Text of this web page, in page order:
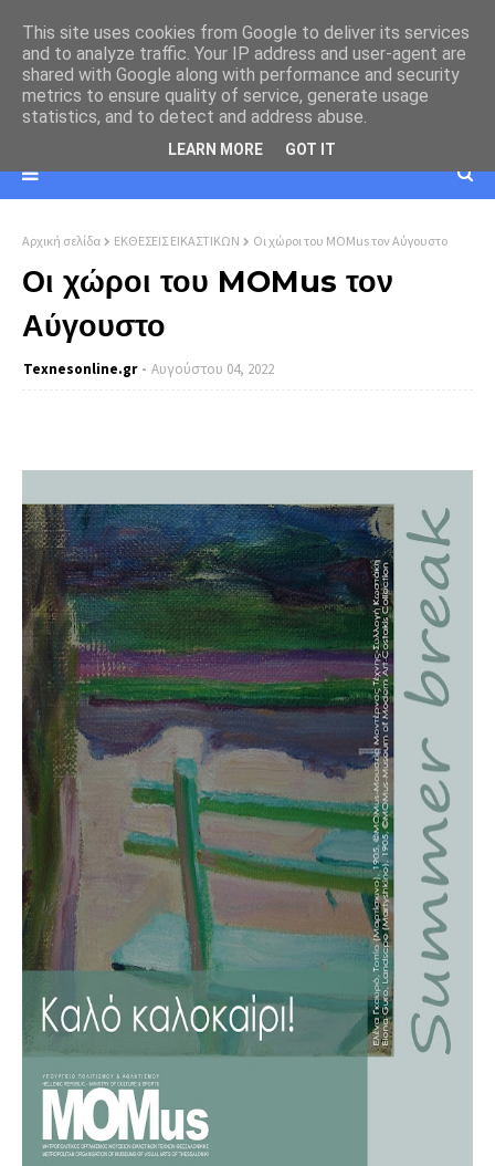
Αρχική σελίδα ΕΚΘΕΣΕΙΣ ΕΙΚΑΣΤΙΚΩΝ Οι χώροι του MOMus τον Αύγουστο
Οι χώροι του MOMus τον
Αύγουστο
Texnesοnline.gr Αυγούστου 04, 2022
This site uses cookies from Google to deliver its services
and to analyze traffic. Your IP address and user-agent are
shared with Google along with performance and security
metrics to ensure quality of service, generate usage
statistics, and to detect and address abuse.
LEARN MORE GOT IT